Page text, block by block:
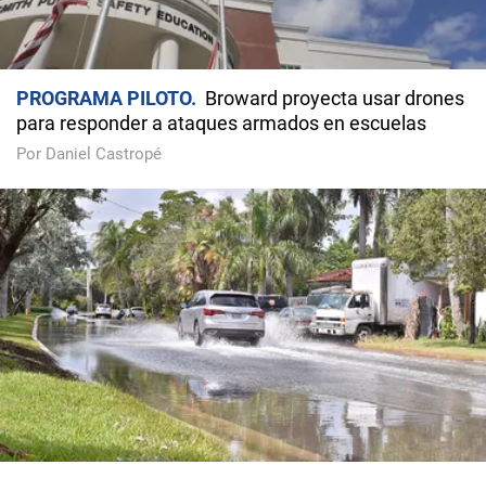
PROGRAMA PILOTO
Broward proyecta usar drones
para responder a ataques armados en escuelas
Por Daniel Castropé